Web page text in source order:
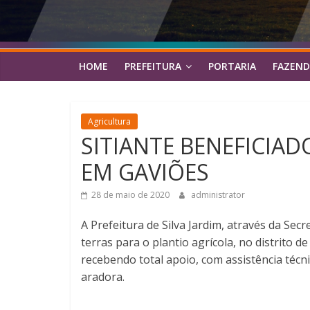
HOME PREFEITURA PORTARIA
Agricultura
SITIANTE
EM GAVIÕES
28 de maio de 2020 administrator
A Prefeitura de Silva Jardim, através da
terras para o plantio agrícola, no distrito
recebendo total apoio, com assistência
aradora.